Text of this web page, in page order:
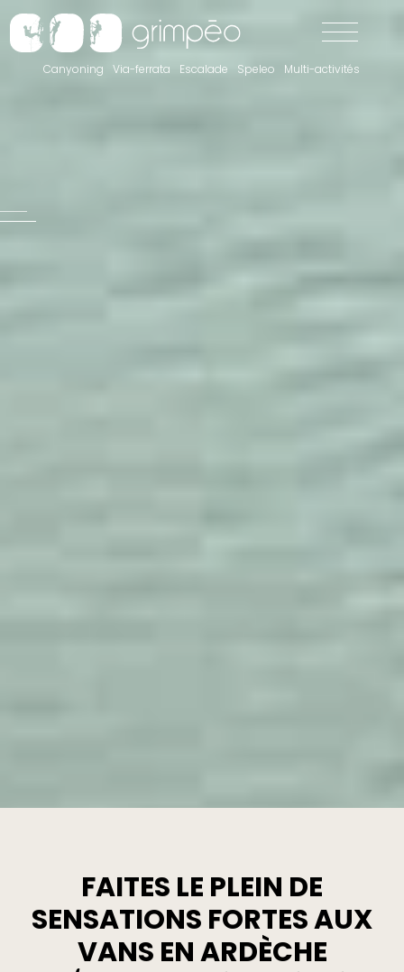
Canyoning Via-ferrata Escalade Speleo Multi-activités
FAITES LE PLEIN DE
SENSATIONS FORTES AUX
VANS EN ARDÈCHE